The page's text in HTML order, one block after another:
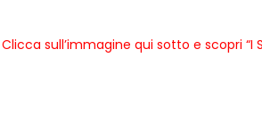
Clicca sull’immagine qui sotto e scopri “I